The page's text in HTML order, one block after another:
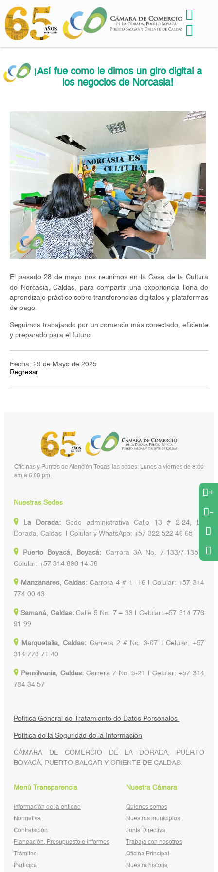
¡Así fue como le dimos un giro digital a
los negocios de Norcasia!
El pasado 28 de mayo nos reunimos en la Casa de la Cultura
de Norcasia, Caldas, para compartir una experiencia llena de
aprendizaje práctico sobre transferencias digitales y plataformas
de pago.
Seguimos trabajando por un comercio más conectado, eficiente
y preparado para el futuro.
Fecha: 29 de Mayo de 2025
Regresar
+
-
Oficinas y Puntos de Atención Todas las sedes: Lunes a viernes de 8:00
am a 6:00 pm.
Nuestras Sedes
La Dorada:Sede administrativa Calle 13 # 2-24, La
Dorada, Caldas | Celular y WhatsApp: +57 322 522 46 65
Puerto Boyacá, Boyacá:Carrera 3A No. 7-133/7-135 |
Celular: +57 314 896 14 56
Manzanares, Caldas: Carrera 4 # 1 -16 | Celular: +57 314
774 00 43
Samaná, Caldas:Calle 5 No. 7 – 33 | Celular: +57 314 776
91 99
Marquetalia, Caldas: Carrera 2 # No. 3-07 | Celular: +57
314 778 71 40
Pensilvania, Caldas:Carrera 7 No. 5-21 | Celular: +57 314
784 34 57
Política General de Tratamiento de Datos Personales
Política de la Seguridad de la Información
CÁMARA DE COMERCIO DE LA DORADA, PUERTO
BOYACÁ, PUERTO SALGAR Y ORIENTE DE CALDAS.
Menú Transparencia
Información de la entidad
Normativa
Contratación
Planeación, Presupuesto e Informes
Trámites
Participa
Nuestra Cámara
Quienes somos
Nuestros municipios
Junta Directiva
Trabaja con nosotros
Oficina Principal
Nuestra historia